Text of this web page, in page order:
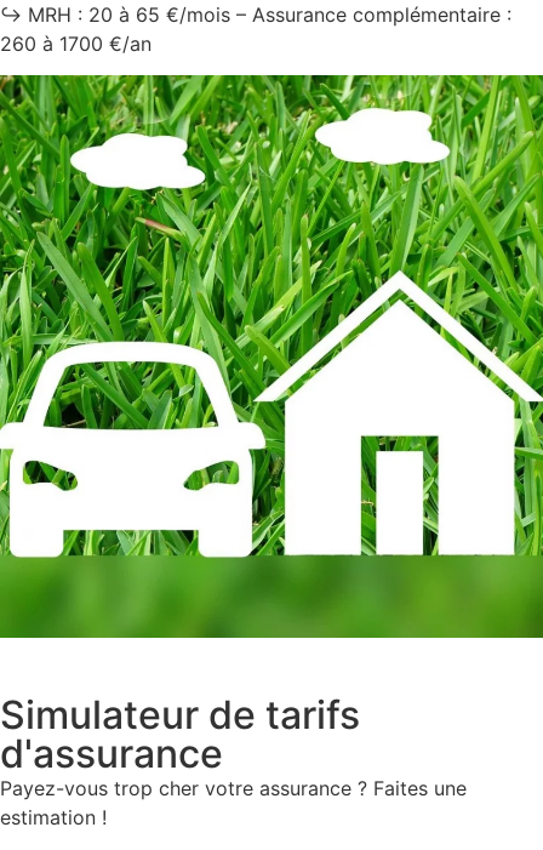
↪️ MRH : 20 à 65 €/mois – Assurance complémentaire :
260 à 1700 €/an
Simulateur de tarifs
d'assurance
Payez-vous trop cher votre assurance ? Faites une
estimation !